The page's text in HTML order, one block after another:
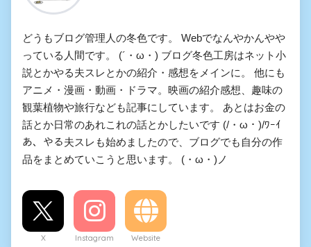
どうもブログ管理人の冬色です。 Webでなんやかんやや
っている人間です。 (´・ω・) ブログ冬色工房はネット小
説とかやる夫スレとかの紹介・感想をメインに。 他にも
アニメ・漫画・動画・ドラマ。映画の紹介感想、趣味の
観葉植物や旅行なども記事にしています。 あとはお金の
話とか日常のあれこれの話とかしたいです (/・ω・)/ﾜｰｲ
あ、やる夫スレも始めましたので、ブログでも自分の作
品をまとめていこうと思います。 (・ω・)ノ
X Instagram Website